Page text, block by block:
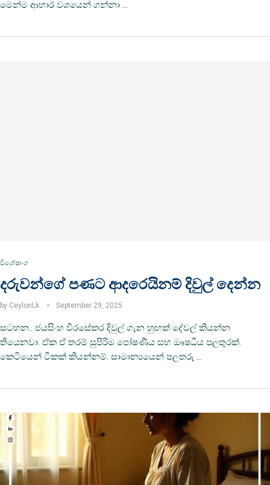
මෙන්ම ආහාර වශයෙන් ගන්නා …
විශේෂාංග
දරුවන්ගේ පණට ආදරෙයිනම් දිවුල් දෙන්න
by CeylonLk September 29, 2025
සටහන.. ජයසිංහ වීරසේකර දිවුල් ගැන හුඟක් දේවල් කියන්න
තියෙනවා. ඒක ඒ තරම් සුපිරිම පෝෂණීය සහ ඖෂධීය පලතුරක්.
කෙටියෙන් ටිකක් කියන්නම්. සාමාන්‍යයෙන් පලතරු …